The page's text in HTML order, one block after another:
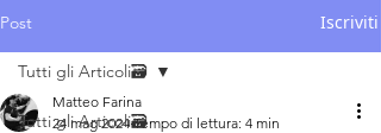
Post Iscriviti
Tutti gli Articoli🗃️
Tutti gli Articoli🗃️
Matteo Farina
24 mag 2024 Tempo di lettura: 4 min